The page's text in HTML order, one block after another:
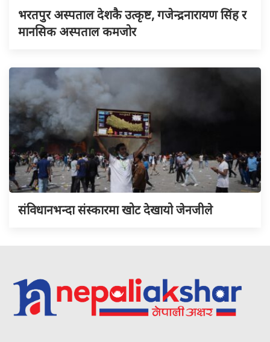
भरतपुर अस्पताल देशकै उत्कृष्ट, गजेन्द्रनारायण सिंह र
मानसिक अस्पताल कमजोर
संविधानभन्दा संस्कारमा खोट देखायो जेनजीले